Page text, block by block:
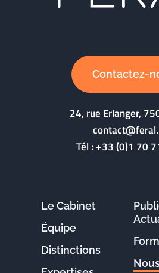
Contactez-
24, rue Erlanger,
Tél :+33 (0)1 70
Le Cabinet
Équipe
Distinctions